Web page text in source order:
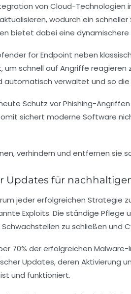
von Cloud-
wodurch ein
bietet dabei eine
for Endpoint neben
schnell auf Angriffe
automatisch verwaltet und so
Schutz vor Phishing-
sichert moderne Software
Updates für
jeder erfolgreichen Strategie
Exploits. Die ständige
zu schließen und
70% der erfolgreichen
Updates, deren Aktivierung
und funktioniert.